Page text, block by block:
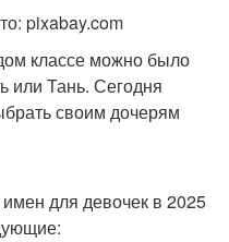
pixabay.com
классе можно было
или Тань. Сегодня
своим дочерям
для девочек в 2025